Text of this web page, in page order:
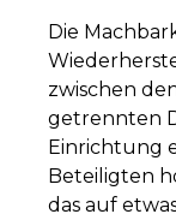
Die
zwischen
getrennten
Einrichtung
Beteiligten
das auf